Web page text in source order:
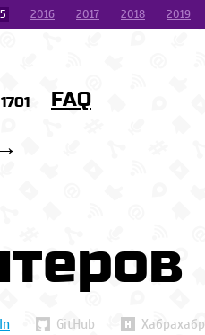
2016 2017 2018
2019
1701 FAQ
GitHub Хабрахабр